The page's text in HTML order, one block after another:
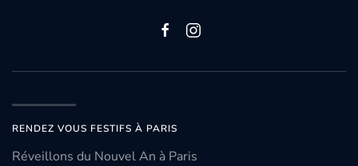
RENDEZ VOUS FESTIFS À PARIS
Réveillons du Nouvel An à Paris